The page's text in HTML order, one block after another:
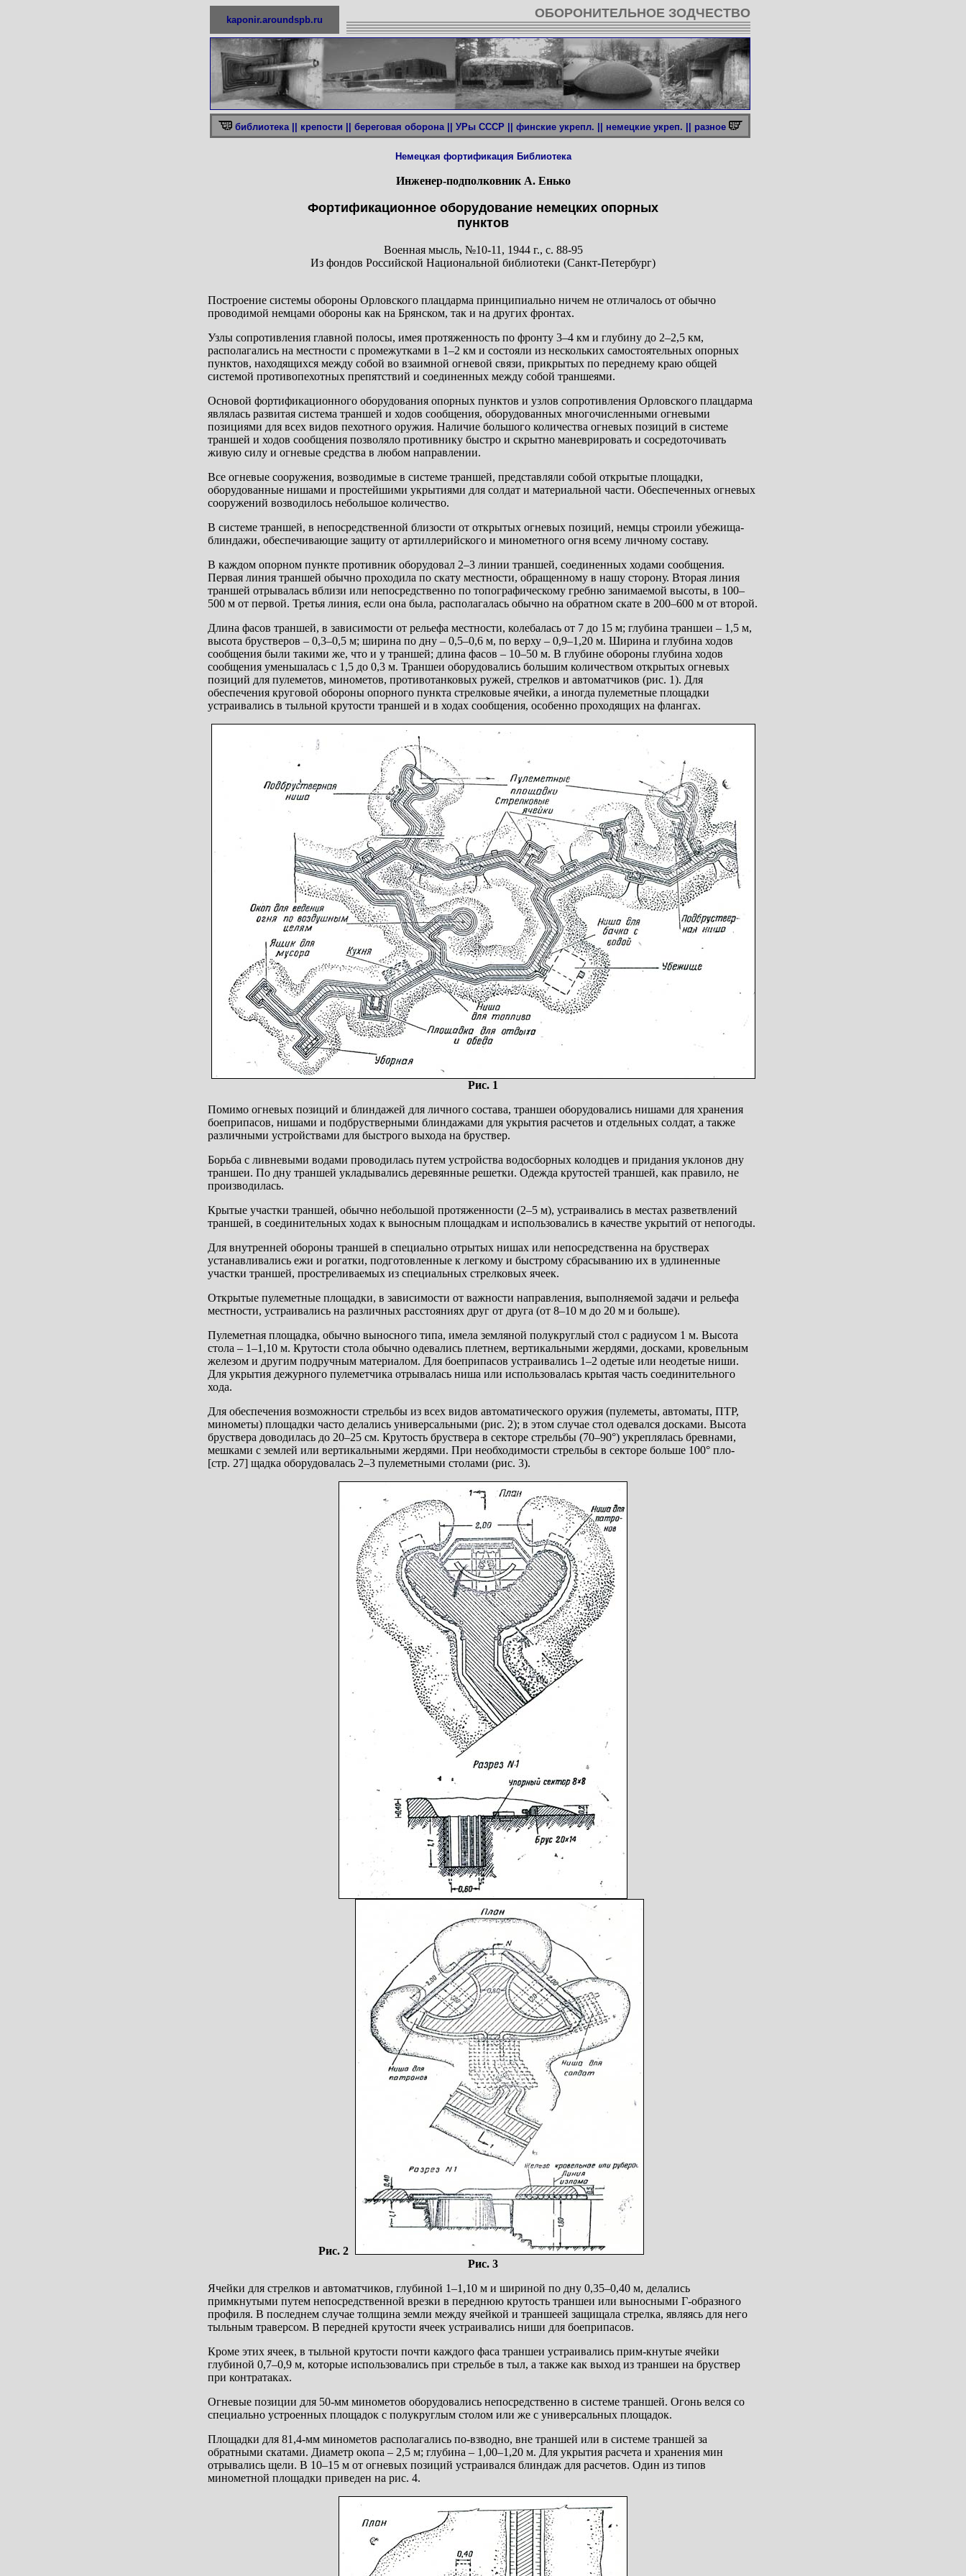
kaponir.aroundspb.ru ОБОРОНИТЕЛЬНОЕ ЗОДЧЕСТВО
библиотека || крепости || береговая оборона || УРы СССР || финские укрепл. || немецкие укреп. || разное
Немецкая фортификация Библиотека
Инженер-подполковник А. Енько
Фортификационное оборудование немецких опорных
пунктов
Военная мысль, №10-11, 1944 г., с. 88-95
Из фондов Российской Национальной библиотеки (Санкт-Петербург)
Построение системы обороны Орловского плацдарма принципиально ничем не отличалось от обычно
проводимой немцами обороны как на Брянском, так и на других фронтах.
Узлы сопротивления главной полосы, имея протяженность по фронту 3–4 км и глубину до 2–2,5 км,
располагались на местности с промежутками в 1–2 км и состояли из нескольких самостоятельных опорных
пунктов, находящихся между собой во взаимной огневой связи, прикрытых по переднему краю общей
системой противопехотных препятствий и соединенных между собой траншеями.
Основой фортификационного оборудования опорных пунктов и узлов сопротивления Opловского плацдарма
являлась развитая система траншей и ходов сообщения, оборудованных многочисленными огневыми
позициями для всех видов пехотного оружия. Наличие большого количества огневых позиций в системе
траншей и ходов сообщения позволяло противнику быстро и скрытно маневрировать и сосредоточивать
живую силу и огневые средства в любом направлении.
Все огневые сооружения, возводимые в системе траншей, представляли собой открытые площадки,
оборудованные нишами и простейшими укрытиями для солдат и материальной части. Обеспеченных огневых
сооружений возводилось небольшое количество.
В системе траншей, в непосредственной близости от открытых огневых позиций, немцы строили убежища-
блиндажи, обеспечивающие защиту от артиллерийского и минометного огня всему личному составу.
В каждом опорном пункте противник оборудовал 2–3 линии траншей, соединенных ходами сообщения.
Первая линия траншей обычно проходила по скату местности, обращенному в нашу сторону. Вторая линия
траншей отрывалась вблизи или непосредственно по топографическому гребню занимаемой высоты, в 100–
500 м от первой. Третья линия, если она была, располагалась обычно на обратном скате в 200–600 м от второй.
Длина фасов траншей, в зависимости от рельефа местности, колебалась от 7 до 15 м; глубина траншеи – 1,5 м,
высота брустверов – 0,3–0,5 м; ширина по дну – 0,5–0,6 м, по верху – 0,9–1,20 м. Ширина и глубина ходов
сообщения были такими же, что и у траншей; длина фасов – 10–50 м. В глубине обороны глубина ходов
сообщения уменьшалась с 1,5 до 0,3 м. Траншеи оборудовались большим количеством открытых огневых
позиций для пулеметов, минометов, противотанковых ружей, стрелков и автоматчиков (рис. 1). Для
обеспечения круговой обороны опорного пункта стрелковые ячейки, а иногда пулеметные площадки
устраивались в тыльной крутости траншей и в ходах сообщения, особенно проходящих на флангах.
Рис. 1
Помимо огневых позиций и блиндажей для личного состава, траншеи оборудовались нишами для хранения
боеприпасов, нишами и подбрустверными блиндажами для укрытия расчетов и отдельных солдат, а также
различными устройствами для быстрого выхода на бруствер.
Борьба с ливневыми водами проводилась путем устройства водосборных колодцев и придания уклонов дну
траншеи. По дну траншей укладывались деревянные решетки. Одежда крутостей траншей, как правило, не
производилась.
Крытые участки траншей, обычно небольшой протяженности (2–5 м), устраивались в местах разветвлений
траншей, в соединительных ходах к выносным площадкам и использовались в качестве укрытий от непогоды.
Для внутренней обороны траншей в специально отрытых нишах или непосредственна на брустверах
устанавливались ежи и рогатки, подготовленные к легкому и быстрому сбрасыванию их в удлиненные
участки траншей, простреливаемых из специальных стрелковых ячеек.
Открытые пулеметные площадки, в зависимости от важности направления, выполняемой задачи и рельефа
местности, устраивались на различных расстояниях друг от друга (от 8–10 м до 20 м и больше).
Пулеметная площадка, обычно выносного типа, имела земляной полукруглый стол с радиусом 1 м. Высота
стола – 1–1,10 м. Крутости стола обычно одевались плетнем, вертикальными жердями, досками, кровельным
железом и другим подручным материалом. Для боеприпасов устраивались 1–2 одетые или неодетые ниши.
Для укрытия дежурного пулеметчика отрывалась ниша или использовалась крытая часть соединительного
хода.
Для обеспечения возможности стрельбы из всех видов автоматического оружия (пулеметы, автоматы, ПТР,
минометы) площадки часто делались универсальными (рис. 2); в этом случае стол одевался досками. Высота
бруствера доводилась до 20–25 см. Крутость бруствера в секторе стрельбы (70–90°) укреплялась бревнами,
мешками с землей или вертикальными жердями. При необходимости стрельбы в секторе больше 100° пло-
[стр. 27] щадка оборудовалась 2–3 пулеметными столами (рис. 3).
Рис. 2
Рис. 3
Ячейки для стрелков и автоматчиков, глубиной 1–1,10 м и шириной по дну 0,35–0,40 м, делались
примкнутыми путем непосредственной врезки в переднюю крутость траншеи или выносными Г-образного
профиля. В последнем случае толщина земли между ячейкой и траншеей защищала стрелка, являясь для него
тыльным траверсом. В передней крутости ячеек устраивались ниши для боеприпасов.
Кроме этих ячеек, в тыльной крутости почти каждого фаса траншеи устраивались прим-кнутые ячейки
глубиной 0,7–0,9 м, которые использовались при стрельбе в тыл, а также как выход из траншеи на бруствер
при контратаках.
Огневые позиции для 50-мм минометов оборудовались непосредственно в системе траншей. Огонь велся со
специально устроенных площадок с полукруглым столом или же с универсальных площадок.
Площадки для 81,4-мм минометов располагались по-взводно, вне траншей или в системе траншей за
обратными скатами. Диаметр окопа – 2,5 м; глубина – 1,00–1,20 м. Для укрытия расчета и хранения мин
отрывались щели. В 10–15 м от огневых позиций устраивался блиндаж для расчетов. Один из типов
минометной площадки приведен на рис. 4.